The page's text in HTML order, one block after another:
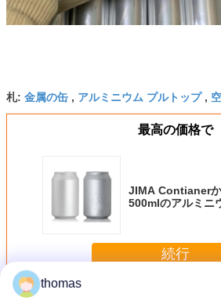
札: 金属の缶 , アルミニウム プルトップ,
最高の価格で
JIMA Contianer
500mlのアルミニ
続行
多くアルミニウム缶ビール
thomas